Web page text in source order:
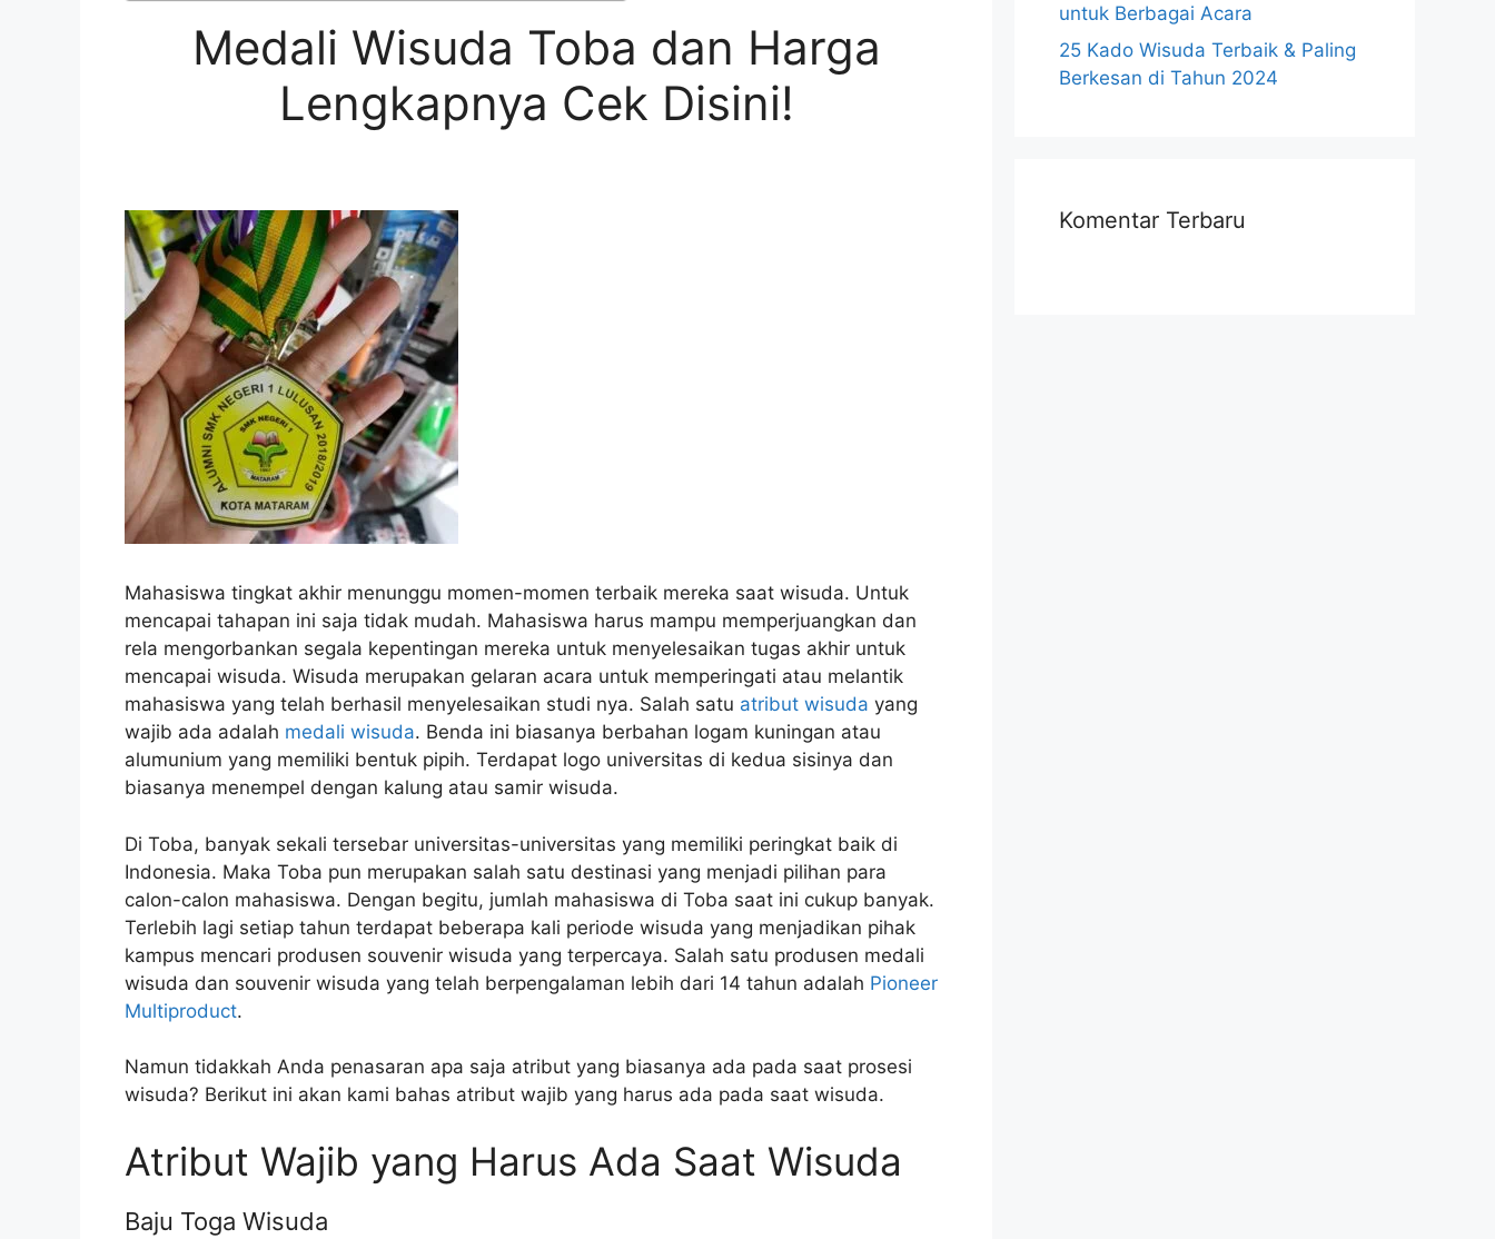
Medali Wisuda Toba dan Harga
Lengkapnya Cek Disini!
Mahasiswa tingkat akhir menunggu momen-momen terbaik mereka saat wisuda. Untuk
mencapai tahapan ini saja tidak mudah. Mahasiswa harus mampu memperjuangkan dan
rela mengorbankan segala kepentingan mereka untuk menyelesaikan tugas akhir untuk
mencapai wisuda. Wisuda merupakan gelaran acara untuk memperingati atau melantik
mahasiswa yang telah berhasil menyelesaikan studi nya. Salah satu atribut wisuda yang
wajib ada adalah medali wisuda. Benda ini biasanya berbahan logam kuningan atau
alumunium yang memiliki bentuk pipih. Terdapat logo universitas di kedua sisinya dan
biasanya menempel dengan kalung atau samir wisuda.
Di Toba, banyak sekali tersebar universitas-universitas yang memiliki peringkat baik di
Indonesia. Maka Toba pun merupakan salah satu destinasi yang menjadi pilihan para
calon-calon mahasiswa. Dengan begitu, jumlah mahasiswa di Toba saat ini cukup banyak.
Terlebih lagi setiap tahun terdapat beberapa kali periode wisuda yang menjadikan pihak
kampus mencari produsen souvenir wisuda yang terpercaya. Salah satu produsen medali
wisuda dan souvenir wisuda yang telah berpengalaman lebih dari 14 tahun adalah Pioneer
Multiproduct.
Namun tidakkah Anda penasaran apa saja atribut yang biasanya ada pada saat prosesi
wisuda? Berikut ini akan kami bahas atribut wajib yang harus ada pada saat wisuda.
Atribut Wajib yang Harus Ada Saat Wisuda
Baju Toga Wisuda
untuk Berbagai Acara
25 Kado Wisuda Terbaik & Paling
Berkesan di Tahun 2024
Komentar Terbaru